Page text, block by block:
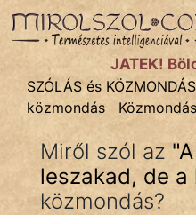
SZÓLÁS ÉS
Bibliai
Kifejezések
Közmondások
Rímelő
JÁTÉK!
SZÓLÁS és KÖZMONDÁS
közmondás
Miről szól az "
leszakad, de a
közmondás?